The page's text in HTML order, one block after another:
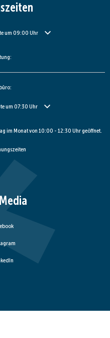
oder Schließzeiten auszublenden
um 09:00 Uhr
oder Schließzeiten auszublenden
um 07:30 Uhr
im Monat von 10:00 - 12:30 Uhr geöffnet.